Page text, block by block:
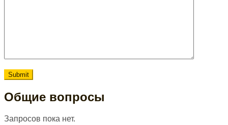
Общие вопросы
Запросов пока нет.